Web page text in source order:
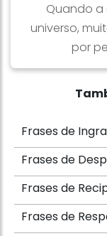
Quando
universo,
por
Frases de
Frases de
Frases de
Frases de